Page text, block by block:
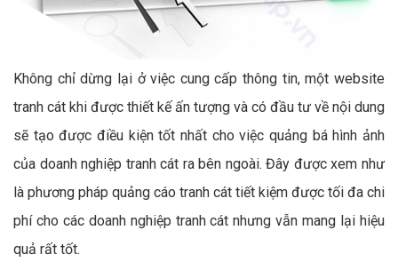
Không chỉ dừng lại ở việc cung cấp thông tin, một website
tranh cát khi được thiết kế ấn tượng và có đầu tư về nội dung
sẽ tạo được điều kiện tốt nhất cho việc quảng bá hình ảnh
của doanh nghiệp tranh cát ra bên ngoài. Đây được xem như
là phương pháp quảng cáo tranh cát tiết kiệm được tối đa chi
phí cho các doanh nghiệp tranh cát nhưng vẫn mang lại hiệu
quả rất tốt.